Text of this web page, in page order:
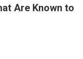
Are Known to